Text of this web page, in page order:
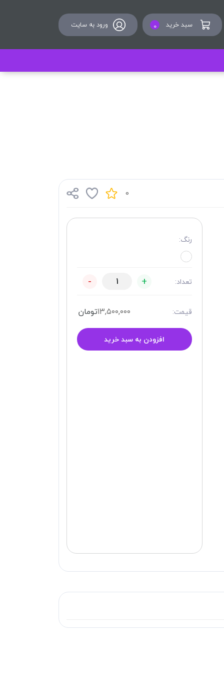
سبد خرید 0 ورود به سایت
0
رنگ:
تعداد: +
-
قیمت: ۱۳,۵۰۰,۰۰۰تومان
افزودن به سبد خرید